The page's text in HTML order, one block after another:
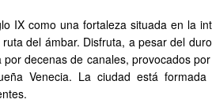
IX como una fortaleza situada en la
del ámbar. Disfruta, a pesar del
decenas de canales, provocados
Venecia. La ciudad está